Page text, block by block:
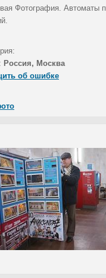
Фотография. Автоматы
Россия, Москва
об ошибке